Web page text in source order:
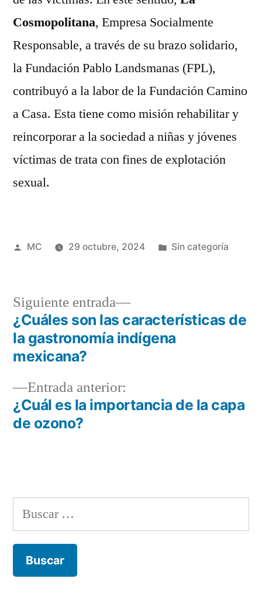
Cosmopolitana, Empresa Socialmente
Responsable, a través de su brazo solidario,
la Fundación Pablo Landsmanas (FPL),
contribuyó a la labor de la Fundación Camino
a Casa. Esta tiene como misión rehabilitar y
reincorporar a la sociedad a niñas y jóvenes
víctimas de trata con fines de explotación
sexual.
Publicado
MC 29 octubre, 2024
Publicada
Sin categoría
Navegación
de
entradas
Entrada anterior:
anterior:
¿Cuál es la importancia de la capa
de ozono?
Siguiente entrada
Siguiente
entrada:
¿Cuáles son las características de
la gastronomía indígena
mexicana?
Buscar: